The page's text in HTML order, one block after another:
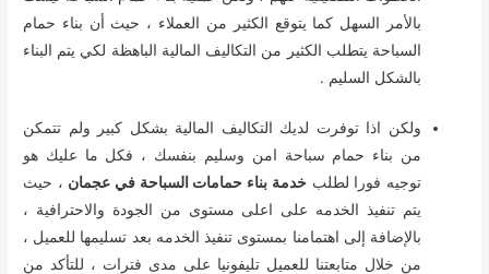
بالأمر السهل كما يتوقع الكثير من العملاء ، حيث أن بناء حمام
السباحة يتطلب الكثير من التكاليف المالية الباهظة لكي يتم البناء
بالشكل السليم .
ولكن اذا توفرت لديك التكاليف المالية بشكل كبير ولم تتمكن
من بناء حمام سباحة امن وسليم بنفسك ، فكل ما عليك هو
توجيه فورا لطلبخدمة بناء حمامات السباحة في عجمان ، حيث
يتم تنفيذ الخدمه على اعلى مستوى من الجودة والاحترافية ،
بالإضافة إلى اهتمامنا بمستوى تنفيذ الخدمه بعد تسليمها للعميل ،
من خلال متابعتنا للعميل تليفونيا على مدى فترات ، للتأكد من